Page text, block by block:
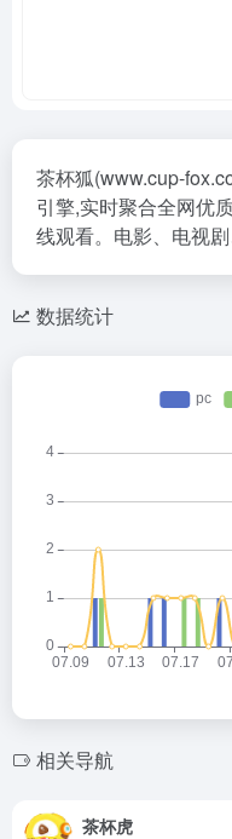
茶杯狐(www.cup-
引擎,实时聚合全网优
线观看。电影、电视
数据统计
相关导航
茶杯虎